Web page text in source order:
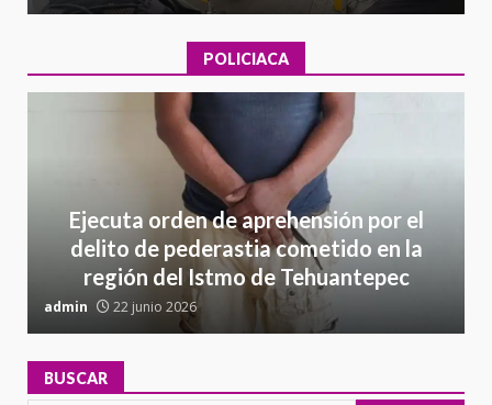
POLICIACA
Ejecuta orden de aprehensión por el
delito de pederastia cometido en la
región del Istmo de Tehuantepec
admin 22 junio 2026
BUSCAR